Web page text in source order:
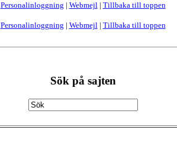
Personalinloggning | Webmejl| Tillbaka till toppen
Personalinloggning | Webmejl| Tillbaka till toppen
Sök på sajten